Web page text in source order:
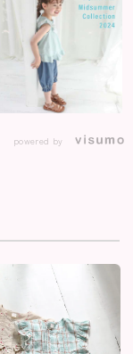
powered by